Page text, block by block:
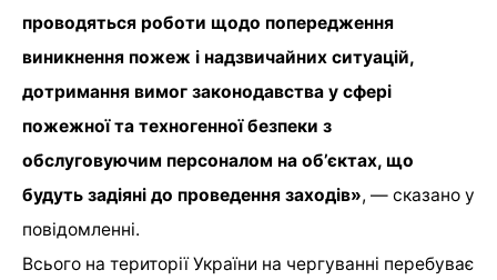
проводяться роботи щодо попередження
виникнення пожеж і надзвичайних ситуацій,
дотримання вимог законодавства у сфері
пожежної та техногенної безпеки з
обслуговуючим персоналом на об’єктах, що
будуть задіяні до проведення заходів», — сказано у
повідомленні.
Всього на території України на чергуванні перебуває